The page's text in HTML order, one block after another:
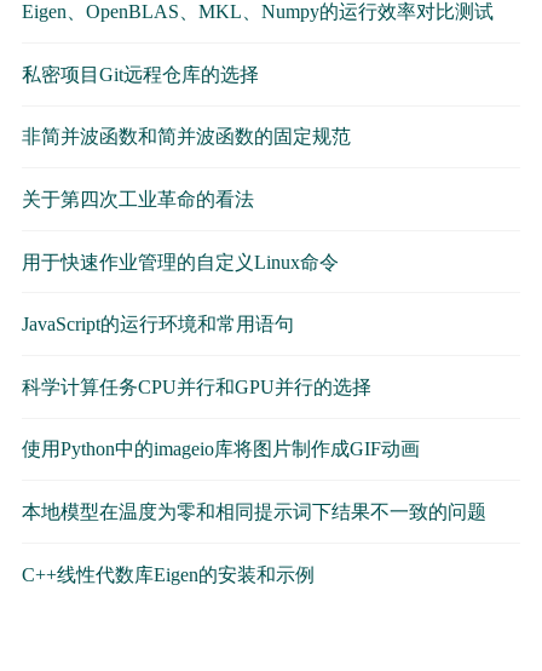
Eigen、OpenBLAS、MKL、Numpy的运行效率对比测试
私密项目Git远程仓库的选择
非简并波函数和简并波函数的固定规范
关于第四次工业革命的看法
用于快速作业管理的自定义Linux命令
JavaScript的运行环境和常用语句
科学计算任务CPU并行和GPU并行的选择
使用Python中的imageio库将图片制作成GIF动画
本地模型在温度为零和相同提示词下结果不一致的问题
C++线性代数库Eigen的安装和示例​